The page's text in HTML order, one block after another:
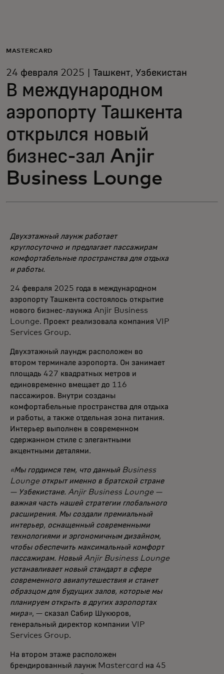
Для бизнеса
Для новаторов
Новости и тренды
MASTERCARD
24 февраля 2025 | Ташкент, Узбекистан
В международном
аэропорту Ташкента
открылся новый
бизнес-зал Anjir
Business Lounge
Двухэтажный лаунж работает
круглосуточно и предлагает пассажирам
комфортабельные пространства для отдыха
и работы.
24 февраля 2025 года в международном
аэропорту Ташкента состоялось открытие
нового бизнес-лаунжа Anjir Business
Lounge. Проект реализовала компания VIP
Services Group.
Двухэтажный лаундж расположен во
втором терминале аэропорта. Он занимает
площадь 427 квадратных метров и
единовременно вмещает до 116
пассажиров. Внутри созданы
комфортабельные пространства для отдыха
и работы, а также отдельная зона питания.
Интерьер выполнен в современном
сдержанном стиле с элегантными
акцентными деталями.
«Мы гордимся тем, что данный Business
Lounge открыт именно в братской стране
— Узбекистане. Anjir Business Lounge —
важная часть нашей стратегии глобального
расширения. Мы создали премиальный
интерьер, оснащенный современными
технологиями и эргономичным дизайном,
чтобы обеспечить максимальный комфорт
пассажирам. Новый Anjir Business Lounge
устанавливает новый стандарт в сфере
современного авиапутешествия и станет
образцом для будущих залов, которые мы
планируем открыть в других аэропортах
мира», — сказал Сабир Шукюров,
генеральный директор компании VIP
Services Group.
На втором этаже расположен
брендированный лаунж Mastercard на 45